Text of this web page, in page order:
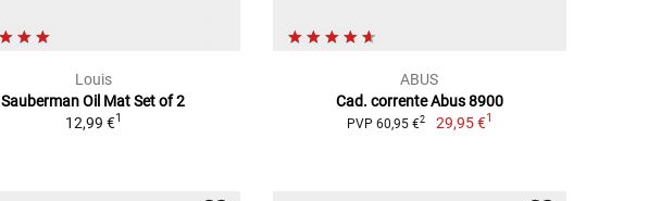
Louis
Sauberman Oil Mat Set of 2
12,99 €1
ABUS
Cad. corrente Abus 8900
PVP 60,95 €2 29,95 €1